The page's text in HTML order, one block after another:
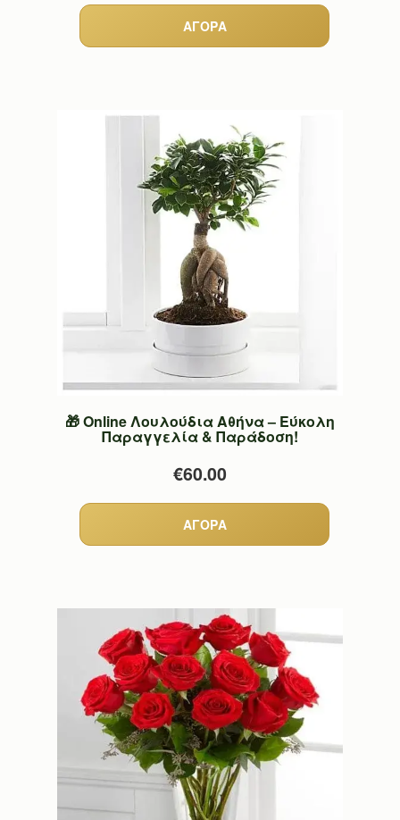
🎁 Online Λουλούδια Αθήνα – Εύκολη
Παραγγελία & Παράδοση!
€60.00